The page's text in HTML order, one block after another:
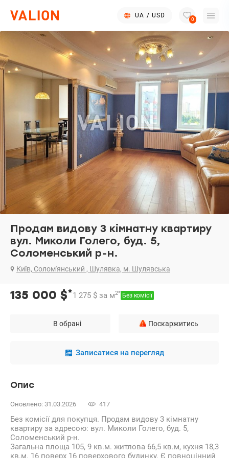
UA / USD
0
Продам видову 3 кімнатну квартиру
вул. Миколи Голего, буд. 5,
Соломенський р-н.
Київ, Солом'янський , Шулявка, м. Шулявська
135 000 $*1 275 $ за м2* Без комісії
В обрані Поскаржитись
Записатися на перегляд
Опис
Оновлено: 31.03.2026 417
Без комісії для покупця. Продам видову 3 кімнатну
квартиру за адресою: вул. Миколи Голего, буд. 5,
Соломенський р-н.
Загальна площа 105, 9 кв.м. житлова 66,5 кв.м, кухня 18,3
кв.м. 16 поверх 16 поверхового будинку. Є повноцінний